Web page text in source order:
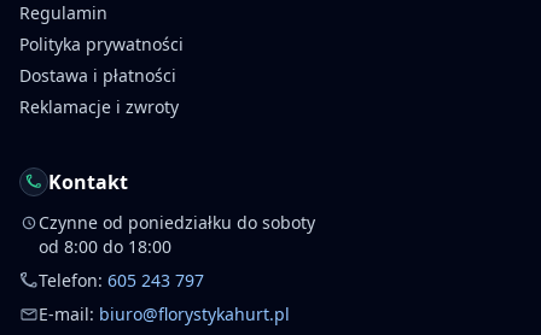
Regulamin
Polityka prywatności
Dostawa i płatności
Reklamacje i zwroty
Kontakt
Czynne od poniedziałku do soboty
od 8:00 do 18:00
Telefon: 605 243 797
E-mail: biuro@florystykahurt.pl